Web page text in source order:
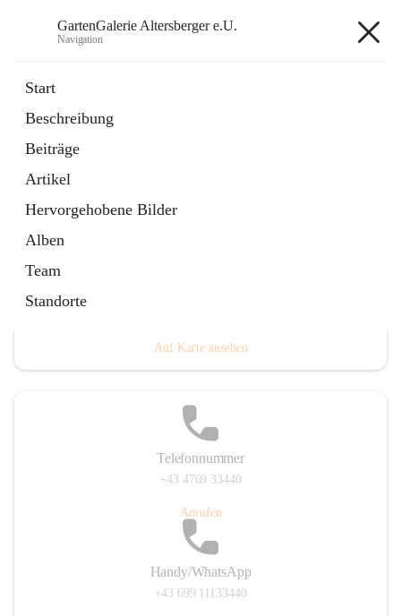
GartenGalerie Altersberger e.U.
Navigation
Start
Beschreibung
Beiträge
Artikel
Hervorgehobene Bilder
Alben
Team
Standorte
Externe Webseite
in
Tab
Auf Karte ansehen
Telefonnummer
+43 4769 33440
Anrufen
Handy/WhatsApp
+43 699 11133440